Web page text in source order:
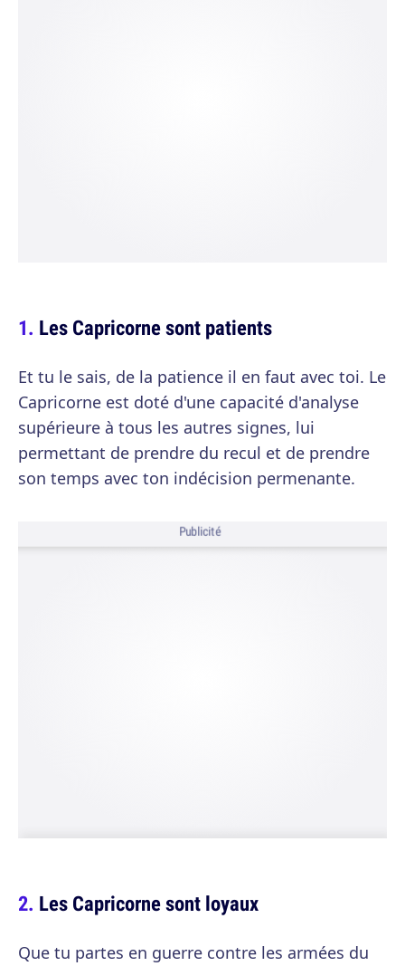
Les Capricorne sont patients
Et tu le sais, de la patience il en faut avec toi. Le
Capricorne est doté d'une capacité d'analyse
supérieure à tous les autres signes, lui
permettant de prendre du recul et de prendre
son temps avec ton indécision permenante.
Publicité
Les Capricorne sont loyaux
Que tu partes en guerre contre les armées du